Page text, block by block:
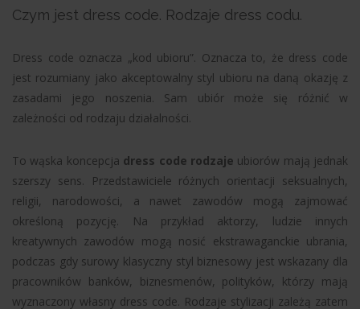
Czym jest dress code. Rodzaje dress codu.
Dress code oznacza „kod ubioru”. Oznacza to, że dress code
jest rozumiany jako akceptowalny styl ubioru na daną okazję z
zasadami jego noszenia. Sam ubiór może się różnić w
zależności od rodzaju działalności.
To wąska koncepcja dress code rodzaje ubiorów mają jednak
szerszy sens. Przedstawiciele różnych orientacji seksualnych,
religii, narodowości, a nawet zawodów mogą zajmować
określoną pozycję. Na przykład aktorzy, ludzie innych
kreatywnych zawodów mogą nosić ekstrawaganckie ubrania,
podczas gdy surowy klasyczny styl biznesowy jest wskazany dla
pracowników banków, biznesmenów, polityków, którzy mają
wyznaczony własny dress code. Rodzaje stylizacji zależą zatem